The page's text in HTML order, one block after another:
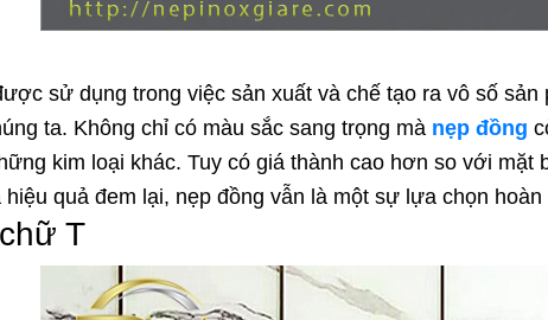
sử dụng trong việc sản xuất và chế tạo ra vô số
ta. Không chỉ có màu sắc sang trọng mà nẹp đồng
kim loại khác. Tuy có giá thành cao hơn so với
quả đem lại, nẹp đồng vẫn là một sự lựa chọn
T